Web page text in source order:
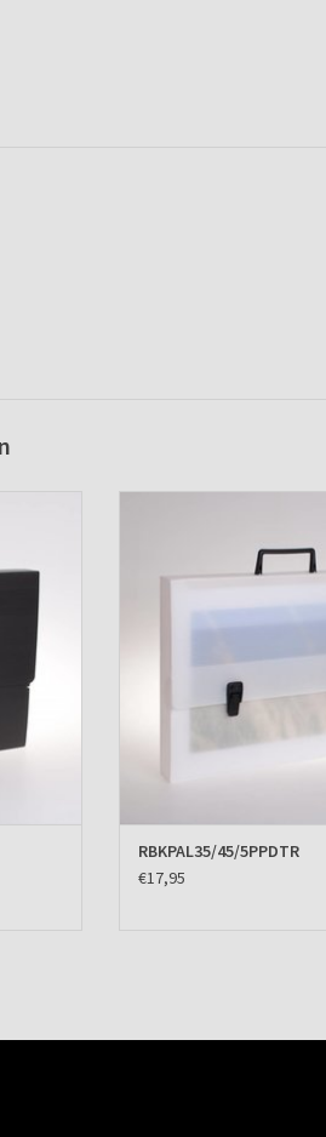
RBKPAL35/45/5PPDTR
€17,95